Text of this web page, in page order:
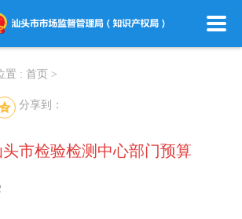
置 : 首页 >
分享到：
头市检验检测中心部门预算